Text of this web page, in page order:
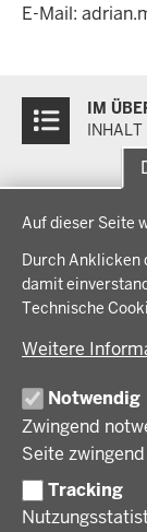
Auf dieser Seite
Durch
damit
Technische
Weitere
Notwendig
Zwingend
Seite
Tracking
E-Mail:
Inhalte
IM
INHALT
Menü
der
Fußzeile
THEMEN
Bauen, Planen
Bildung, Schule
Regionalplanung
Wirtschaft,
IM FOKUS
Energiewende
Geschichte und
Behördenleitung
Organisation
Förderlotsinnen
KARRIERE
Stellenangebote
Ausbildung
VERFAHREN